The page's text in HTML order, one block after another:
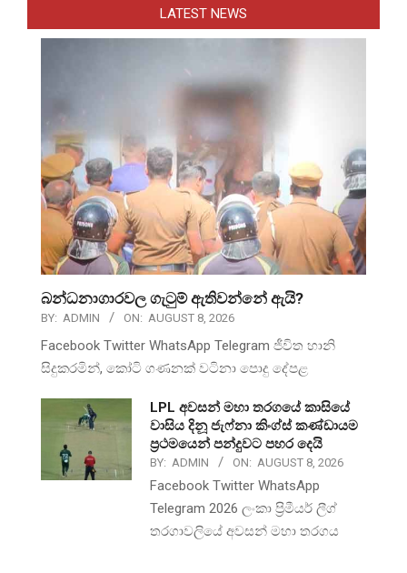
LATEST NEWS
බන්ධනාගාරවල ගැටුම් ඇතිවන්නේ ඇයි?
BY: ADMIN ON: AUGUST 8, 2026
Facebook Twitter WhatsApp Telegram ජීවිත හානි
සිදුකරමින්, කෝටි ගණනක් වටිනා පොදු දේපළ
LPL අවසන් මහා තරගයේ කාසියේ
වාසිය දිනූ ජැෆ්නා කිංග්ස් කණ්ඩායම
ප්‍රථමයෙන් පන්දුවට පහර දෙයි
BY: ADMIN ON: AUGUST 8, 2026
Facebook Twitter WhatsApp
Telegram 2026 ලංකා ප්‍රිමීයර් ලීග්
තරගාවලියේ අවසන් මහා තරගය